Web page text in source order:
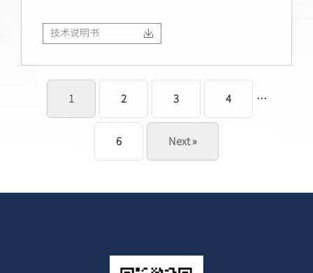
技术说明书
1 2 3 4 …
6 Next »